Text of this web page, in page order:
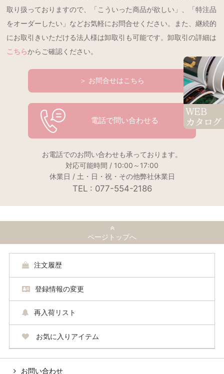
取り扱っておりますので、「こういった商品が欲しい」、「特注品
をオーダーしたい」などお気軽にお問合せください。また、継続的
にお取引きいただける法人様は卸取引も可能です。卸取引の詳細は
こちらからご確認ください。
＞ お問合せはこちら
電話で問い合わせる
お電話でのお問い合わせも承っております。
対応可能時間 / 10:00～17:00
休業日 / 土・日・祝・その他弊社休業日
TEL : 077-554-2186
ページトップへ
注文履歴
登録情報の変更
再入荷リスト
お気に入りアイテム
お問い合わせ